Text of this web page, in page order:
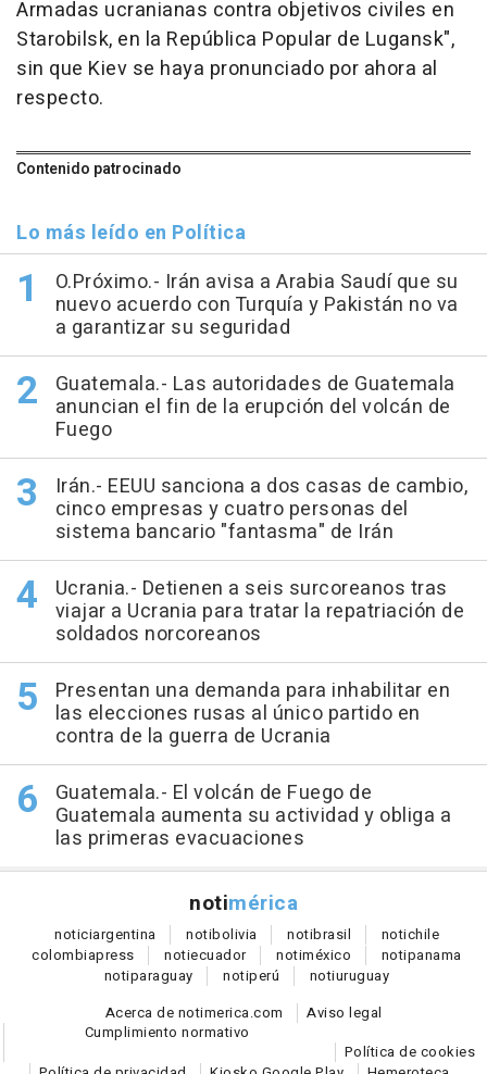
Armadas ucranianas contra objetivos civiles en
Starobilsk, en la República Popular de Lugansk",
sin que Kiev se haya pronunciado por ahora al
respecto.
Contenido patrocinado
Lo más leído en Política
O.Próximo.- Irán avisa a Arabia Saudí que su
nuevo acuerdo con Turquía y Pakistán no va
a garantizar su seguridad
Guatemala.- Las autoridades de Guatemala
anuncian el fin de la erupción del volcán de
Fuego
Irán.- EEUU sanciona a dos casas de cambio,
cinco empresas y cuatro personas del
sistema bancario "fantasma" de Irán
Ucrania.- Detienen a seis surcoreanos tras
viajar a Ucrania para tratar la repatriación de
soldados norcoreanos
Presentan una demanda para inhabilitar en
las elecciones rusas al único partido en
contra de la guerra de Ucrania
Guatemala.- El volcán de Fuego de
Guatemala aumenta su actividad y obliga a
las primeras evacuaciones
notimérica
noticiargentina notibolivia notibrasil notichile
colombiapress notiecuador notiméxico notipanama
notiparaguay notiperú notiuruguay
Acerca de notimerica.com
Aviso legal
Cumplimiento normativo
Política de cookies